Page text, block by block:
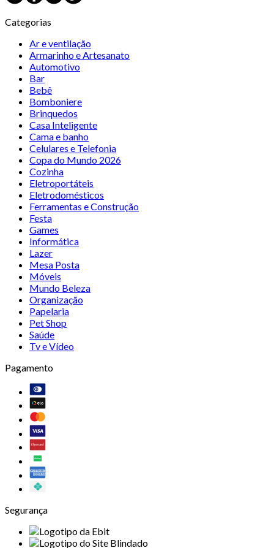
Categorias
Ar e ventilação
Armarinho e Artesanato
Automotivo
Bar
Bebê
Bomboniere
Brinquedos
Casa Inteligente
Cama e banho
Celulares e Telefonia
Copa do Mundo 2026
Cozinha
Eletroportáteis
Eletrodomésticos
Ferramentas e Construção
Festa
Games
Informática
Lazer
Mesa Posta
Móveis
Mundo Beleza
Organização
Papelaria
Pet Shop
Saúde
Tv e Vídeo
Pagamento
Segurança